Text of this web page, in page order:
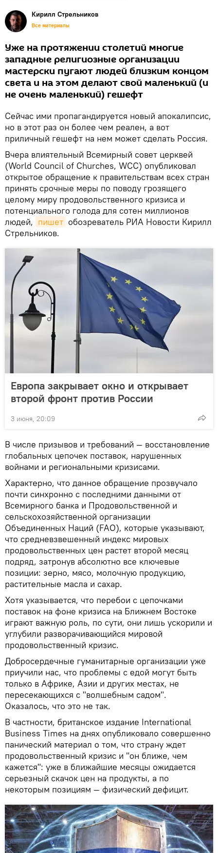
Кирилл Стрельников
Все материалы
Уже на протяжении столетий многие
западные религиозные организации
мастерски пугают людей близким концом
света и на этом делают свой маленький (и
не очень маленький) гешефт
Сейчас ими пропагандируется новый апокалипсис,
но в этот раз он более чем реален, а вот
приличный гешефт на нем может сделать Россия.
Вчера влиятельный Всемирный совет церквей
(World Council of Churches, WCC) опубликовал
открытое обращение к правительствам всех стран
принять срочные меры по поводу грозящего
целому миру продовольственного кризиса и
потенциального голода для сотен миллионов
людей, пишет обозреватель РИА Новости Кирилл
Стрельников.
Европа закрывает окно и открывает
второй фронт против России
3 июня, 20:09
В числе призывов и требований — восстановление
глобальных цепочек поставок, нарушенных
войнами и региональными кризисами.
Характерно, что данное обращение прозвучало
почти синхронно с последними данными от
Всемирного банка и Продовольственной и
сельскохозяйственной организации
Объединенных Наций (FAO), которые указывают,
что средневзвешенный индекс мировых
продовольственных цен растет второй месяц
подряд, затронув абсолютно все ключевые
позиции: зерно, мясо, молочную продукцию,
растительные масла и сахар.
Хотя указывается, что перебои с цепочками
поставок на фоне кризиса на Ближнем Востоке
играют важную роль, по сути, они лишь ускорили и
углубили разворачивающийся мировой
продовольственный кризис.
Добросердечные гуманитарные организации уже
приучили нас, что проблемы с едой могут быть
только в Африке, Азии и других местах, не
пересекающихся с "волшебным садом".
Оказалось, что это не так.
В частности, британское издание International
Business Times на днях опубликовало совершенно
панический материал о том, что страну ждет
продовольственный кризис и "он ближе, чем
кажется": уже в ближайшие месяцы ожидается
серьезный скачок цен на продукты, а по
некоторым позициям — физический дефицит.